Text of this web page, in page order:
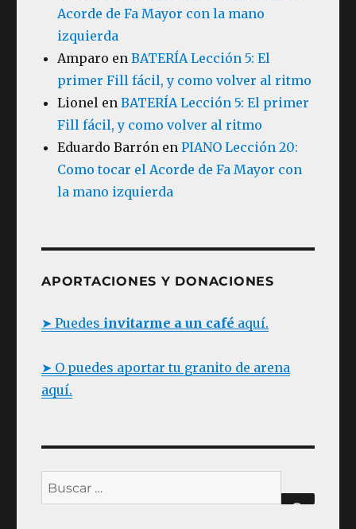
Acorde de Fa Mayor con la mano
izquierda
Amparo enBATERÍA Lección 5: El
primer Fill fácil, y como volver al ritmo
Lionel enBATERÍA Lección 5: El primer
Fill fácil, y como volver al ritmo
Eduardo Barrón enPIANO Lección 20:
Como tocar el Acorde de Fa Mayor con
la mano izquierda
APORTACIONES Y DONACIONES
➤ Puedes invitarme a un café aquí.
➤ O puedes aportar tu granito de arena
aquí.
Buscar
por: